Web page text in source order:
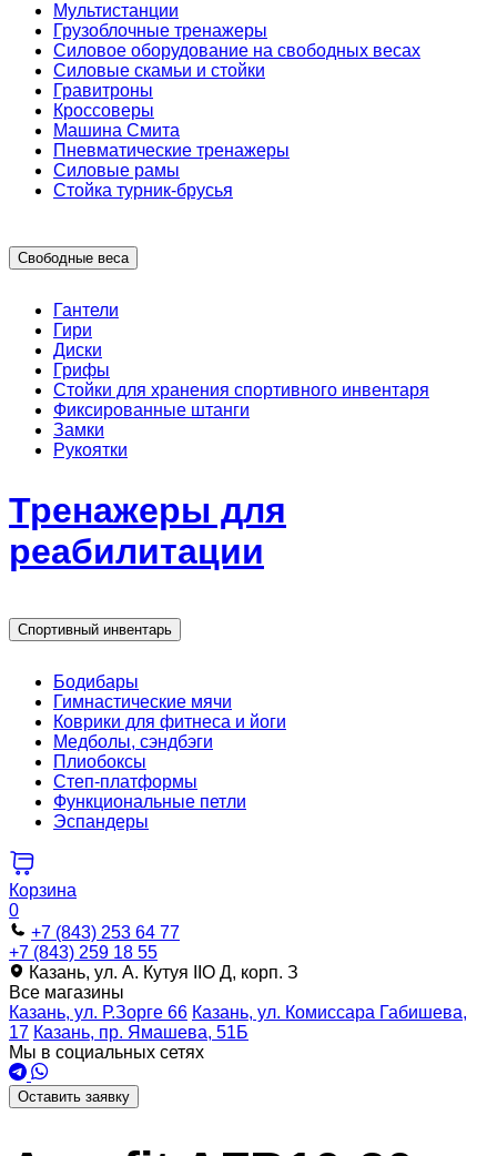
Мультистанции
Грузоблочные тренажеры
Силовое оборудование на свободных весах
Силовые скамьи и стойки
Гравитроны
Кроссоверы
Машина Смита
Пневматические тренажеры
Силовые рамы
Стойка турник-брусья
Свободные веса
Гантели
Гири
Диски
Грифы
Стойки для хранения спортивного инвентаря
Фиксированные штанги
Замки
Рукоятки
Тренажеры для
реабилитации
Спортивный инвентарь
Бодибары
Гимнастические мячи
Коврики для фитнеса и йоги
Медболы, сэндбэги
Плиобоксы
Степ-платформы
Функциональные петли
Эспандеры
Корзина
0
+7 (843) 253 64 77
+7 (843) 259 18 55
Казань, ул. А. Кутуя IIO Д, корп. З
Все магазины
Казань, ул. Р.Зорге 66 Казань, ул. Комиссара Габишева,
17 Казань, пр. Ямашева, 51Б
Мы в социальных сетях
Оставить заявку